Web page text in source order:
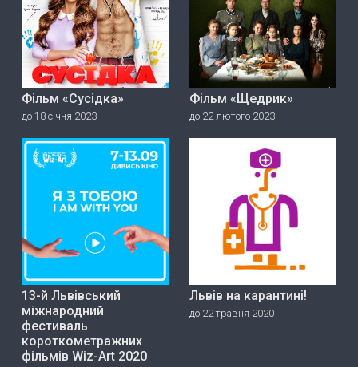
Фільм «Сусідка»
до 18 січня 2023
Фільм «Щедрик»
до 22 лютого 2023
13-й Львівський
міжнародний
фестиваль
короткометражних
фільмів Wiz-Art 2020
Львів на карантині!
до 22 травня 2020